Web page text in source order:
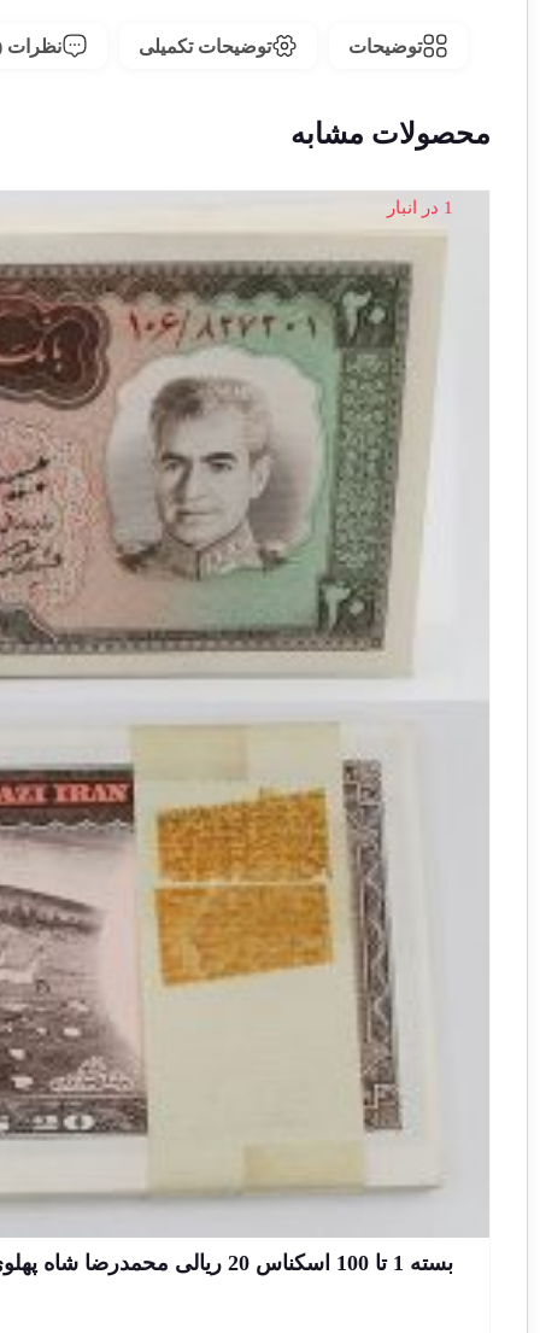
توضیحات توضیحات تکمیلی نظرات
محصولات مشابه
1 در انبار
بسته 1 تا 100 اسکناس 20 ریالی محمدرضا شاه پهلوی سری ششم سوپر بانکی